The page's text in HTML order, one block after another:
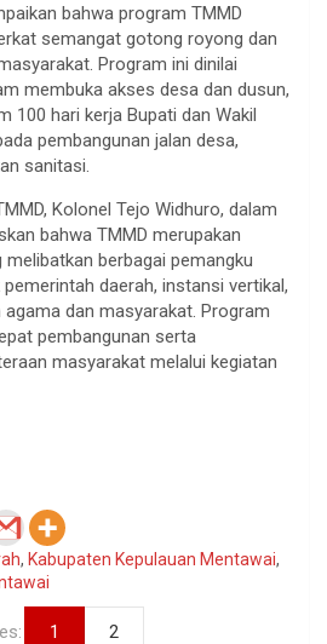
bahwa program TMMD
semangat gotong royong dan
Program ini dinilai
membuka akses desa dan dusun,
100 hari kerja Bupati dan Wakil
pembangunan jalan desa,
sanitasi.
Kolonel Tejo Widhuro, dalam
bahwa TMMD merupakan
berbagai pemangku
daerah, instansi vertikal,
dan masyarakat. Program
pembangunan serta
masyarakat melalui kegiatan
, Kabupaten Kepulauan Mentawai,
1 2